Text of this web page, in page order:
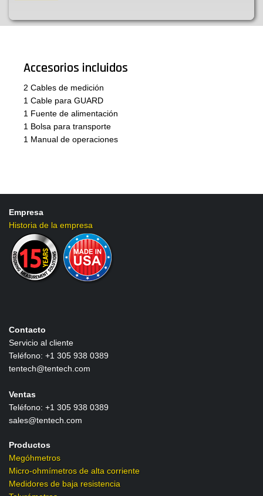
Accesorios incluidos
2 Cables de medición
1 Cable para GUARD
1 Fuente de alimentación
1 Bolsa para transporte
1 Manual de operaciones
Empresa
Historia de la empresa
Contacto
Servicio al cliente
Teléfono: +1 305 938 0389
tentech@tentech.com
Ventas
Teléfono: +1 305 938 0389
sales@tentech.com
Productos
Megóhmetros
Micro-ohmímetros de alta corriente
Medidores de baja resistencia